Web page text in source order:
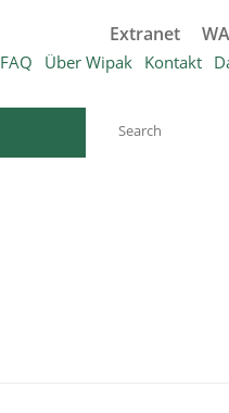
Extranet
FAQ Über Wipak Kontakt